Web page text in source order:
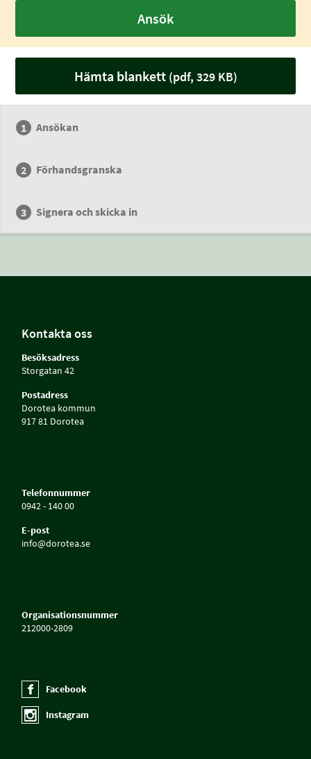
Ansök
Hämta blankett(pdf, 329 KB)
Ansökan
Förhandsgranska
Signera och skicka in
Kontakta oss
Besöksadress
Storgatan 42
Postadress
Dorotea kommun
917 81 Dorotea
Telefonnummer
0942 - 140 00
E-post
info@dorotea.se
Organisationsnummer
212000-2809
Facebook
Instagram